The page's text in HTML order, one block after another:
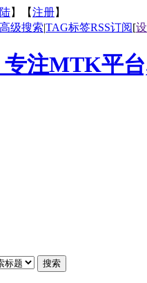
】【注册】
高级搜索|TAG标签RSS订阅[
搜索